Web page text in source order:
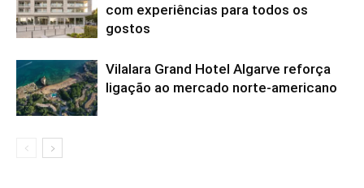
com experiências para todos os
gostos
Vilalara Grand Hotel Algarve reforça
ligação ao mercado norte-americano